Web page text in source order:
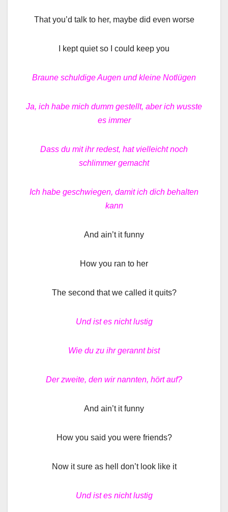
That you’d talk to her, maybe did even worse
I kept quiet so I could keep you
Braune schuldige Augen und kleine Notlügen
Ja, ich habe mich dumm gestellt, aber ich wusste
es immer
Dass du mit ihr redest, hat vielleicht noch
schlimmer gemacht
Ich habe geschwiegen, damit ich dich behalten
kann
And ain’t it funny
How you ran to her
The second that we called it quits?
Und ist es nicht lustig
Wie du zu ihr gerannt bist
Der zweite, den wir nannten, hört auf?
And ain’t it funny
How you said you were friends?
Now it sure as hell don’t look like it
Und ist es nicht lustig